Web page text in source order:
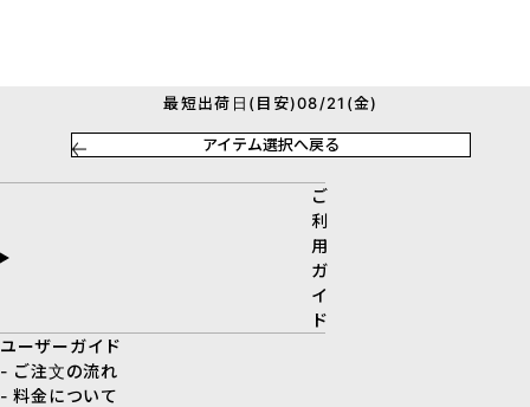
最短出荷日(目安)08/21(金)
アイテム選択へ戻る
ご
利
用
ガ
イ
ド
ユーザーガイド
- ご注文の流れ
- 料金について